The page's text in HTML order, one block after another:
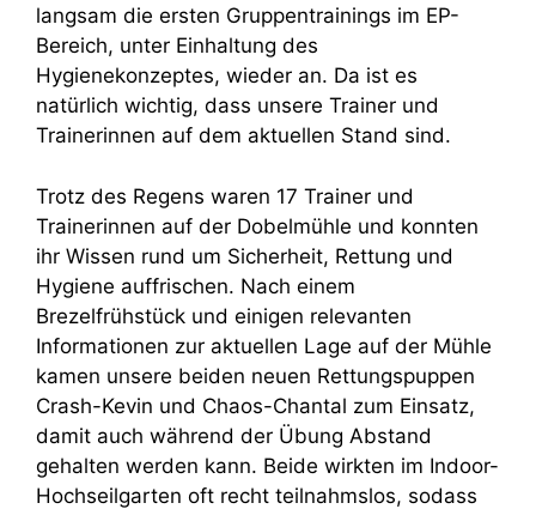
langsam die ersten Gruppentrainings im EP-
Bereich, unter Einhaltung des
Hygienekonzeptes, wieder an. Da ist es
natürlich wichtig, dass unsere Trainer und
Trainerinnen auf dem aktuellen Stand sind.
Trotz des Regens waren 17 Trainer und
Trainerinnen auf der Dobelmühle und konnten
ihr Wissen rund um Sicherheit, Rettung und
Hygiene auffrischen. Nach einem
Brezelfrühstück und einigen relevanten
Informationen zur aktuellen Lage auf der Mühle
kamen unsere beiden neuen Rettungspuppen
Crash-Kevin und Chaos-Chantal zum Einsatz,
damit auch während der Übung Abstand
gehalten werden kann. Beide wirkten im Indoor-
Hochseilgarten oft recht teilnahmslos, sodass